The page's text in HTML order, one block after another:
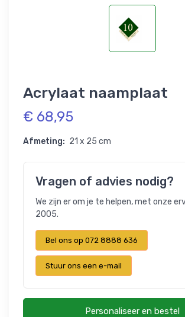
Acrylaat naamplaat
€ 68,95
Afmeting: 21 x 25 cm
Vragen of advies nodig?
We zijn er om je te helpen, met onze
2005.
Bel ons op 072 8888 636
Stuur ons een e-mail
Personaliseer en bestel